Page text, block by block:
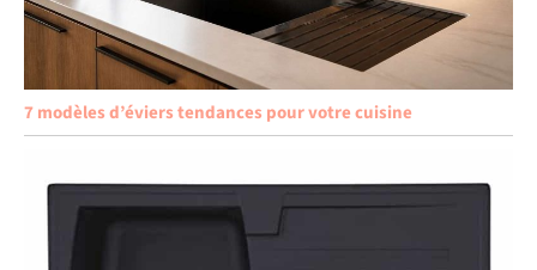
7 modèles d’éviers tendances pour votre cuisine